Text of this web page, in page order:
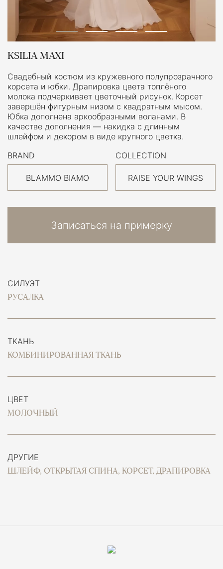
СИЛУЭТ
РУСАЛКА
ТКАНЬ
КОМБИНИРОВАННАЯ ТКАНЬ
ЦВЕТ
МОЛОЧНЫЙ
ДРУГИЕ
ШЛЕЙФ, ОТКРЫТАЯ СПИНА, КОРСЕТ, ДРАПИРОВКА
KSILIA MAXI
Свадебный костюм из кружевного полупрозрачного
корсета и юбки. Драпировка цвета топлёного
молока подчеркивает цветочный рисунок. Корсет
завершён фигурным низом с квадратным мысом.
Юбка дополнена аркообразными воланами. В
качестве дополнения — накидка с длинным
шлейфом и декором в виде крупного цветка.
BRAND
BLAMMO BIAMO
COLLECTION
RAISE YOUR WINGS
Записаться на примерку